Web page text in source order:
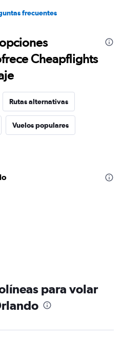
frecuentes
Cheapflights
Rutas alternativas
Vuelos populares
para volar